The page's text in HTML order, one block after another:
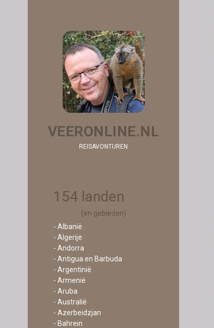
VEERONLINE.NL
REISAVONTUREN
154 landen
(en gebieden)
- Albanië
- Algerije
- Andorra
- Antigua en Barbuda
- Argentinië
- Armenië
- Aruba
- Australië
- Azerbeidzjan
- Bahrein